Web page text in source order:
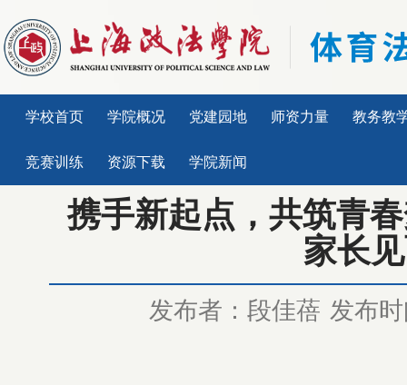
学校首页 学院概况 党建园地 师资力量 教务教
竞赛训练 资源下载 学院新闻
携手新起点，共筑青
家长
发布者：段佳蓓 发布